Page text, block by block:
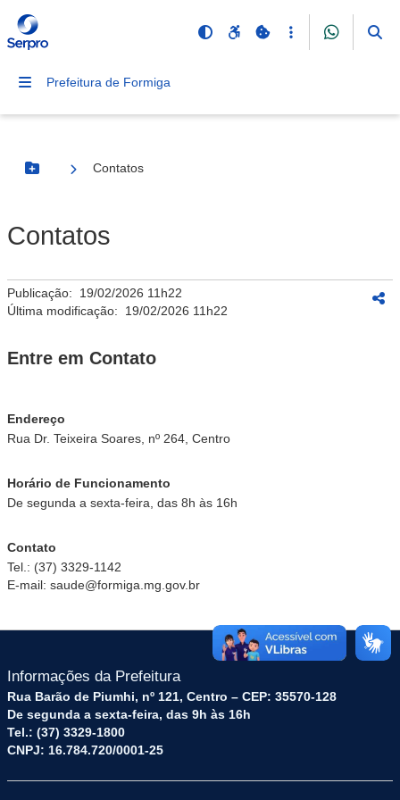
Prefeitura de Formiga
Botão Menu
Contatos
Contatos
Publicação: 19/02/2026 11h22
Última modificação: 19/02/2026 11h22
Entre em Contato
Endereço
Rua Dr. Teixeira Soares, nº 264, Centro
Horário de Funcionamento
De segunda a sexta-feira, das 8h às 16h
Contato
Tel.: (37) 3329-1142
E-mail: saude@formiga.mg.gov.br
Informações da Prefeitura
Rua Barão de Piumhi, nº 121, Centro – CEP: 35570-128
De segunda a sexta-feira, das 9h às 16h
Tel.: (37) 3329-1800
CNPJ: 16.784.720/0001-25